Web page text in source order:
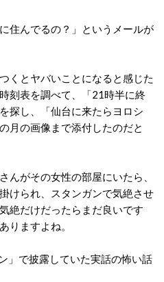
住んでるの？」というメールが
くとヤバいことになると感じた
刻表を調べて、「21時半に終
探し、「仙台に来たらヨロシ
月の画像まで添付したのだと
んがその女性の部屋にいたら、
けられ、スタンガンで気絶させ
絶だけだったらまだ良いです
りますよね。
」で披露していた実話の怖い話